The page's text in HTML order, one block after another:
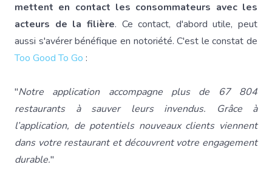
mettent en contact les consommateurs avec les
acteurs de la filière. Ce contact, d'abord utile, peut
aussi s'avérer bénéfique en notoriété. C'est le constat de
Too Good To Go :
"Notre application accompagne plus de 67 804
restaurants à sauver leurs invendus. Grâce à
l’application, de potentiels nouveaux clients viennent
dans votre restaurant et découvrent votre engagement
durable."